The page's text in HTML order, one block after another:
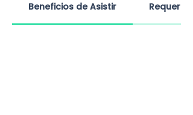
Beneficios de Asistir